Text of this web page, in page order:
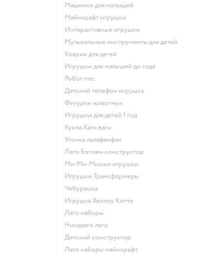
Машинки для малышей
Майнкрафт игрушки
Интерактивные игрушки
Музыкальные инструменты для детей
Коврик для детей
Игрушки для малышей до года
Робот пес
Детский телефон игрушка
Фигурки животных
Игрушки для детей 1 год
Кукла Хаги ваги
Уточка лалафанфан
Лего Бэтмен конструктор
Ми-Ми-Мишки игрушки
Игрушки Трансформеры
Чебурашка
Игрушка Хеллоу Китти
Лего наборы
Ниндзяго лего
Детский конструктор
Лего наборы майнкрафт